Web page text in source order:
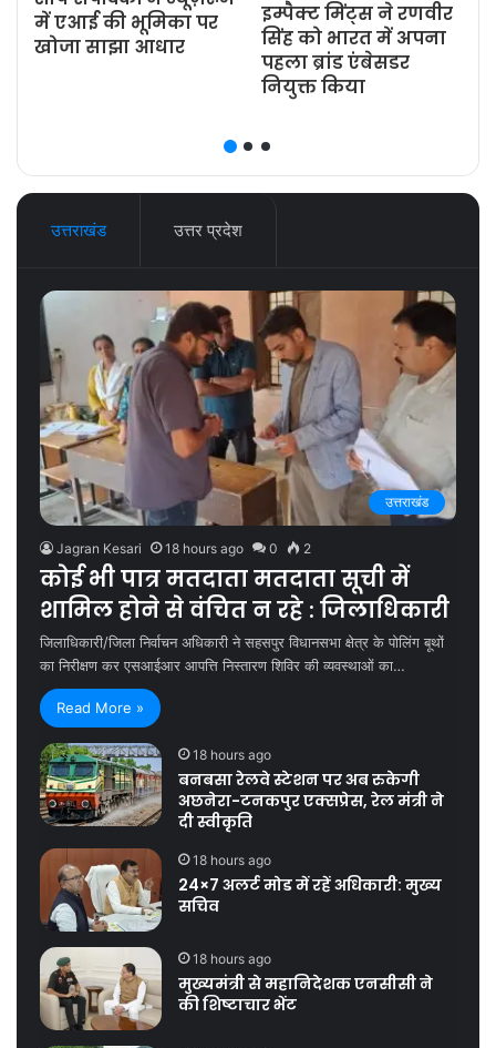
में एआई की भूमिका पर
खोजा साझा आधार
इम्पैक्ट मिंट्स ने रणवीर
सिंह को भारत में अपना
पहला ब्रांड एंबेसडर
नियुक्त किया
उत्तराखंड उत्तर प्रदेश
उत्तराखंड
Jagran Kesari 18 hours ago 0 2
कोई भी पात्र मतदाता मतदाता सूची में
शामिल होने से वंचित न रहे : जिलाधिकारी
जिलाधिकारी/जिला निर्वाचन अधिकारी ने सहसपुर विधानसभा क्षेत्र के पोलिंग बूथों
का निरीक्षण कर एसआईआर आपत्ति निस्तारण शिविर की व्यवस्थाओं का…
Read More »
18 hours ago
बनबसा रेलवे स्टेशन पर अब रुकेगी
अछनेरा-टनकपुर एक्सप्रेस, रेल मंत्री ने
दी स्वीकृति
18 hours ago
24×7 अलर्ट मोड में रहें अधिकारी: मुख्य
सचिव
18 hours ago
मुख्यमंत्री से महानिदेशक एनसीसी ने
की शिष्टाचार भेंट